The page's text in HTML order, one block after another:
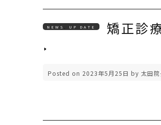
NEWS UP DATE 矯正診
Posted on 2023年5月25日 by 太田